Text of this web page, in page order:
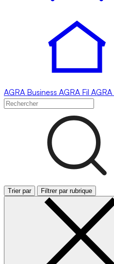
AGRA Business AGRA Fil AGRA
Trier par Filtrer par rubrique